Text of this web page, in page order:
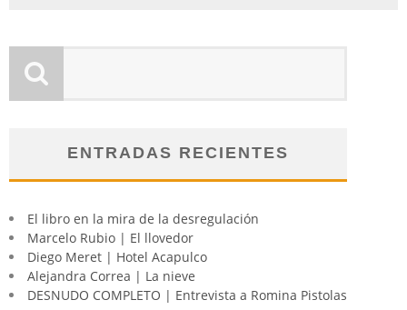
ENTRADAS RECIENTES
El libro en la mira de la desregulación
Marcelo Rubio | El llovedor
Diego Meret | Hotel Acapulco
Alejandra Correa | La nieve
DESNUDO COMPLETO | Entrevista a Romina Pistolas